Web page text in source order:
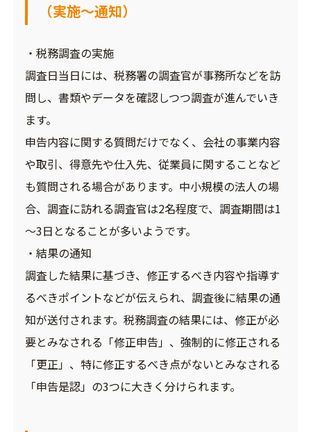
（実施～通知）
・税務調査の実施
調査日当日には、税務署の調査官が事務所などを訪
問し、書類やデータを確認しつつ調査が進んでいき
ます。
申告内容に関する質問だけでなく、会社の事業内容
や取引、得意先や仕入先、従業員に関することなど
も質問される場合があります。中小規模の法人の場
合、調査に訪れる調査官は2名程度で、調査期間は1
～3日となることが多いようです。
・結果の通知
調査した結果に基づき、修正するべき内容や指導す
るべきポイントなどが伝えられ、調査後に結果の通
知が送付されます。税務調査の結果には、修正が必
要とみなされる「修正申告」、強制的に修正される
「更正」、特に修正するべき点がないとみなされる
「申告是認」の3つに大きく分けられます。